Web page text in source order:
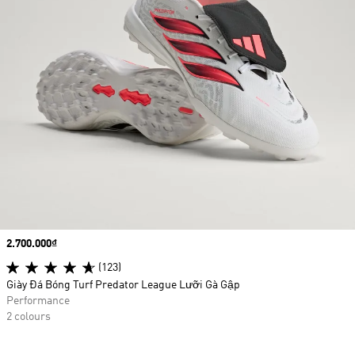
Price
2.700.000₫
(123)
Giày Đá Bóng Turf Predator League Lưỡi Gà Gập
Performance
2 colours